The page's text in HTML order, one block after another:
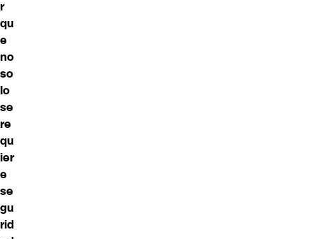
r
qu
e
no
so
lo
se
re
qu
ier
e
se
gu
rid